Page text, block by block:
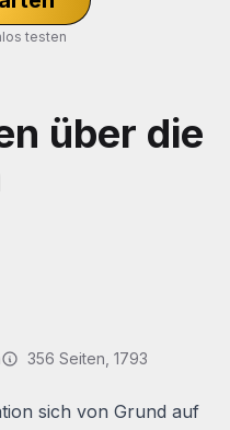
über die
356 Seiten , 1793
sich von Grund auf
testen